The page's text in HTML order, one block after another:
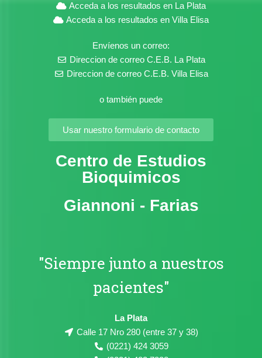
Acceda a los resultados en La Plata
Acceda a los resultados en Villa Elisa
Envíenos un correo:
Direccion de correo C.E.B. La Plata
Direccion de correo C.E.B. Villa Elisa
o también puede
Usar nuestro formulario de contacto
Centro de Estudios
Bioquimicos
Giannoni - Farias
"Siempre junto a nuestros
pacientes"
La Plata
Calle 17 Nro 280 (entre 37 y 38)
(0221) 424 3059